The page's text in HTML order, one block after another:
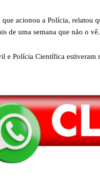
acionou a Polícia, relatou
de uma semana que não o
e Polícia Científica estiveram